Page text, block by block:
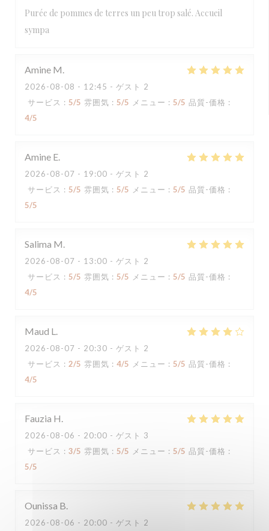
Purée de pommes de terres un peu trop salé. Accueil
sympa
Amine M
2026-08-08 - 12:45 - ゲスト 2
サービス : 5/5 雰囲気 : 5/5 メニュー : 5/5 品質-価格 :
4/5
Amine E
2026-08-07 - 19:00 - ゲスト 2
サービス : 5/5 雰囲気 : 5/5 メニュー : 5/5 品質-価格 :
5/5
Salima M
2026-08-07 - 13:00 - ゲスト 2
サービス : 5/5 雰囲気 : 5/5 メニュー : 5/5 品質-価格 :
4/5
Maud L
2026-08-07 - 20:30 - ゲスト 2
サービス : 2/5 雰囲気 : 4/5 メニュー : 5/5 品質-価格 :
4/5
Fauzia H
2026-08-06 - 20:00 - ゲスト 3
サービス : 3/5 雰囲気 : 5/5 メニュー : 5/5 品質-価格 :
5/5
Ounissa B
2026-08-06 - 20:00 - ゲスト 2